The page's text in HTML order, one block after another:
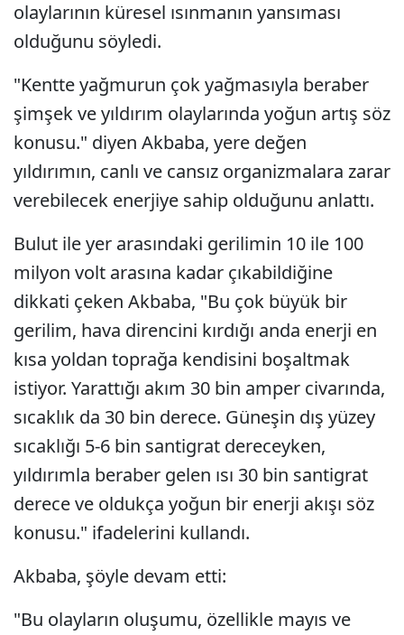
olaylarının küresel ısınmanın yansıması
olduğunu söyledi.
"Kentte yağmurun çok yağmasıyla beraber
şimşek ve yıldırım olaylarında yoğun artış söz
konusu." diyen Akbaba, yere değen
yıldırımın, canlı ve cansız organizmalara zarar
verebilecek enerjiye sahip olduğunu anlattı.
Bulut ile yer arasındaki gerilimin 10 ile 100
milyon volt arasına kadar çıkabildiğine
dikkati çeken Akbaba, "Bu çok büyük bir
gerilim, hava direncini kırdığı anda enerji en
kısa yoldan toprağa kendisini boşaltmak
istiyor. Yarattığı akım 30 bin amper civarında,
sıcaklık da 30 bin derece. Güneşin dış yüzey
sıcaklığı 5-6 bin santigrat dereceyken,
yıldırımla beraber gelen ısı 30 bin santigrat
derece ve oldukça yoğun bir enerji akışı söz
konusu." ifadelerini kullandı.
Akbaba, şöyle devam etti:
"Bu olayların oluşumu, özellikle mayıs ve